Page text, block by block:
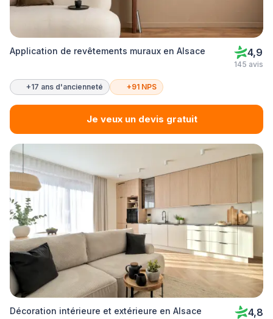
Application de revêtements muraux en Alsace 4,9
145 avis
+17 ans d'ancienneté +91 NPS
Je veux un devis gratuit
Décoration intérieure et extérieure en Alsace 4,8